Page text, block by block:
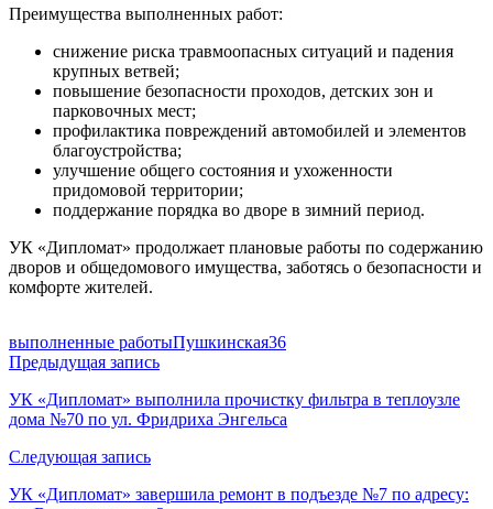
Преимущества выполненных работ:
снижение риска травмоопасных ситуаций и падения
крупных ветвей;
повышение безопасности проходов, детских зон и
парковочных мест;
профилактика повреждений автомобилей и элементов
благоустройства;
улучшение общего состояния и ухоженности
придомовой территории;
поддержание порядка во дворе в зимний период.
УК «Дипломат» продолжает плановые работы по содержанию
дворов и общедомового имущества, заботясь о безопасности и
комфорте жителей.
выполненные работыПушкинская36
Навигация
по
записям
Предыдущая запись
УК «Дипломат» выполнила прочистку фильтра в теплоузле
дома №70 по ул. Фридриха Энгельса
Следующая запись
УК «Дипломат» завершила ремонт в подъезде №7 по адресу: